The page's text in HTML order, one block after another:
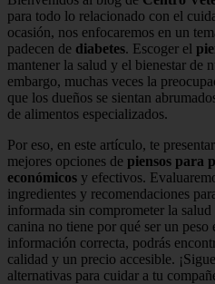
para todo lo relacionado con el
ocasión, nos enfocaremos en un
padecen de diabetes. Escoger el
mantener la salud y el bienestar de
embargo, muchas veces la
que los dueños se sientan
de alimentos especializados.
Por eso, en este artículo, te
mejores opciones de piensos para
económicos y efectivos.
ingredientes y recomendaciones
informada sin comprometer la
canina no tiene por qué ser un
información correcta, podrás
calidad y un precio accesible.
alternativas para cuidar a tu